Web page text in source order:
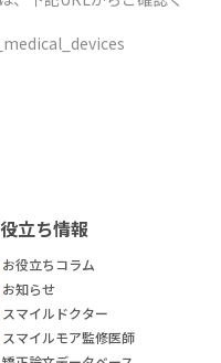
立ち情報
お役立ちコラム
お知らせ
スマイルドクター
スマイルモア監修医師